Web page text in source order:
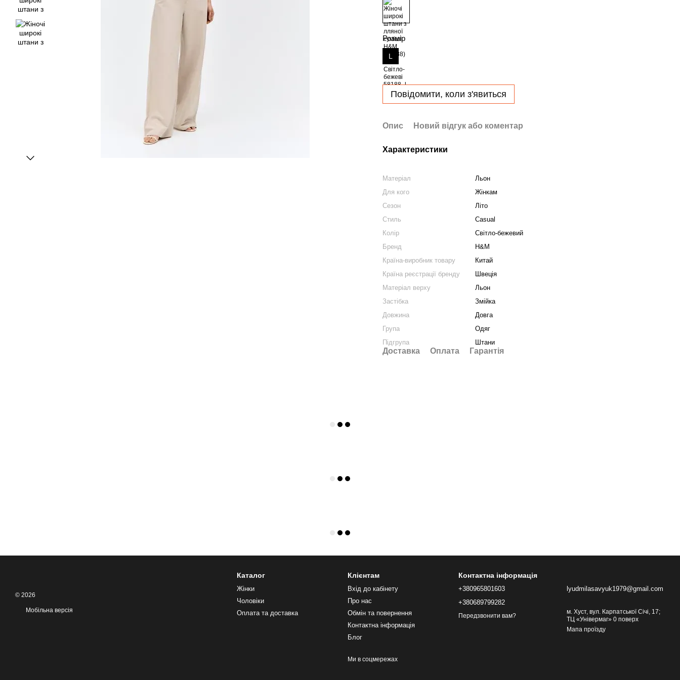
Розмір
L
Повідомити, коли з'явиться
Опис Новий відгук або коментар
Характеристики
Матеріал
Льон
Для кого
Жінкам
Сезон
Літо
Стиль
Casual
Колір
Світло-бежевий
Бренд
H&M
Країна-виробник товару
Китай
Країна реєстрації бренду
Швеція
Матеріал верху
Льон
Застібка
Змійка
Довжина
Довга
Група
Одяг
Підгрупа
Штани
Доставка Оплата Гарантія
© 2026
Мобільна версія
Каталог
Жінки
Чоловіки
Оплата та доставка
Клієнтам
Вхід до кабінету
Про нас
Обмін та повернення
Контактна інформація
Блог
Ми в соцмережах
Контактна інформація
+380965801603
+380689799282
Передзвонити вам?
lyudmilasavyuk1979@gmail.com
м. Хуст, вул. Карпатської Січі, 17;
ТЦ «Універмаг» 0 поверх
Мапа проїзду